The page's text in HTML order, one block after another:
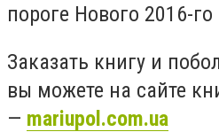
пороге Нового 2016-го
Заказать книгу и
вы можете на сайте
— mariupol.com.ua